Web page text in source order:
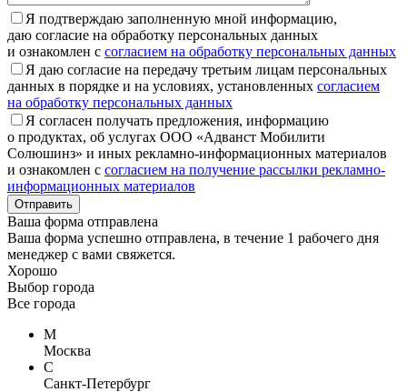
Я подтверждаю заполненную мной информацию,
даю согласие на обработку персональных данных
и ознакомлен с согласием на обработку персональных данных
Я даю согласие на передачу третьим лицам персональных
данных в порядке и на условиях, установленных согласием
на обработку персональных данных
Я согласен получать предложения, информацию
о продуктах, об услугах ООО «Адванст Мобилити
Солюшинз» и иных рекламно-информационных материалов
и ознакомлен с согласием на получение рассылки рекламно-
информационных материалов
Отправить
Ваша форма отправлена
Ваша форма успешно отправлена, в течение 1 рабочего дня
менеджер с вами свяжется.
Хорошо
Выбор города
Все города
М
Москва
С
Санкт-Петербург